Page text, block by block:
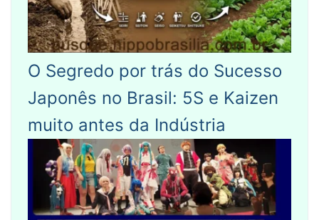
O Segredo por trás do Sucesso
Japonês no Brasil: 5S e Kaizen
muito antes da Indústria